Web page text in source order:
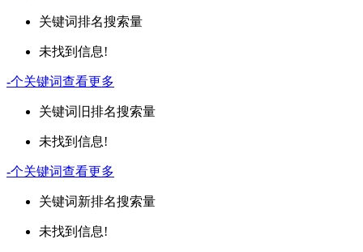
关键词排名搜索量
未找到信息!
-个关键词查看更多
关键词 旧排名搜索量
未找到信息!
-个关键词查看更多
关键词新排名搜索量
未找到信息!